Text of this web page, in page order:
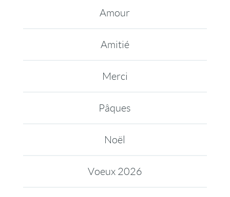
Amour
Amitié
Merci
Pâques
Noël
Voeux 2026